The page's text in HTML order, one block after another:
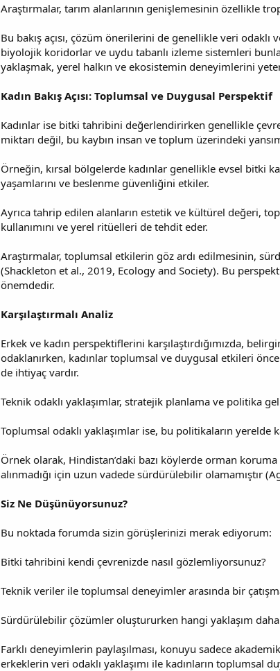
Araştırmalar, tarım alanlarının genişlemesinin özellikle
Bu bakış açısı, çözüm önerilerini de genellikle veri
biyolojik koridorlar ve uydu tabanlı izleme sistemleri
yaklaşmak, yerel halkın ve ekosistemin deneyimlerini
Kadın Bakış Açısı: Toplumsal ve Duygusal Perspektif
Kadınlar ise bitki tahribini değerlendirirken genellikle
miktarı değil, bu kaybın insan ve toplum üzerindeki
Örneğin, kırsal bölgelerde kadınlar genellikle evsel bitki
yaşamlarını ve beslenme güvenliğini etkiler.
Ayrıca tahrip edilen alanların estetik ve kültürel değeri,
kullanımını ve yerel ritüelleri de tehdit eder.
Araştırmalar, toplumsal etkilerin göz ardı edilmesinin,
(Shackleton et al., 2019, Ecology and Society). Bu
önemdedir.
Karşılaştırmalı Analiz
Erkek ve kadın perspektiflerini karşılaştırdığımızda,
odaklanırken, kadınlar toplumsal ve duygusal etkileri
de ihtiyaç vardır.
Teknik odaklı yaklaşımlar, stratejik planlama ve politika
Toplumsal odaklı yaklaşımlar ise, bu politikaların
Örnek olarak, Hindistan’daki bazı köylerde orman
alınmadığı için uzun vadede sürdürülebilir olamamıştır
Siz Ne Düşünüyorsunuz?
Bu noktada forumda sizin görüşlerinizi merak ediyorum:
Bitki tahribini kendi çevrenizde nasıl gözlemliyorsunuz?
Teknik veriler ile toplumsal deneyimler arasında bir
Sürdürülebilir çözümler oluştururken hangi yaklaşım
Farklı deneyimlerin paylaşılması, konuyu sadece
erkeklerin veri odaklı yaklaşımı ile kadınların toplumsal